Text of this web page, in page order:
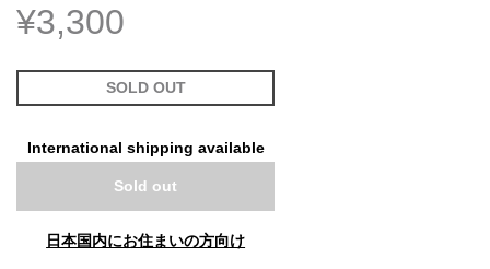
¥3,300
SOLD OUT
International shipping available
Sold out
日本国内にお住まいの方向け